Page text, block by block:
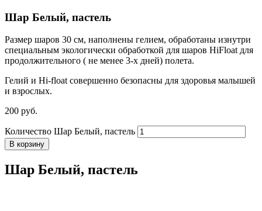
Шар Белый, пастель
Размер шаров 30 см, наполнены гелием, обработаны изнутри
специальным экологически обработкой для шаров HiFloat для
продолжительного ( не менее 3-х дней) полета.
Гелий и Hi-float совершенно безопасны для здоровья малышей
и взрослых.
200 руб.
Количество Шар Белый, пастель
В корзину
Шар Белый, пастель